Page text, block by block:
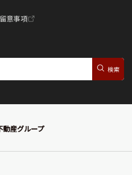
意事項
動産グループ